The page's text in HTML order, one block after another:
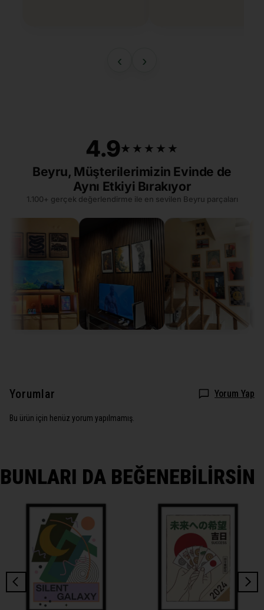
‹ ›
4.9★★★★★
★★★★★
Beyru, Müşterilerimizin Evinde de
Aynı Etkiyi Bırakıyor
1.100+ gerçek değerlendirme ile en sevilen Beyru parçaları
Yorumlar Yorum Yap
Bu ürün için henüz yorum yapılmamış.
BUNLARI DA BEĞENEBİLİRSİN